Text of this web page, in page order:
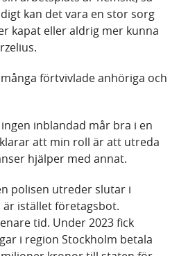
kan det vara en stor sorg
kapat eller aldrig mer kunna
förtvivlade anhöriga och
inblandad mår bra i en
att min roll är att utreda
hjälper med annat.
polisen utreder slutar i
är istället företagsbot.
tid. Under 2023 fick
i region Stockholm betala